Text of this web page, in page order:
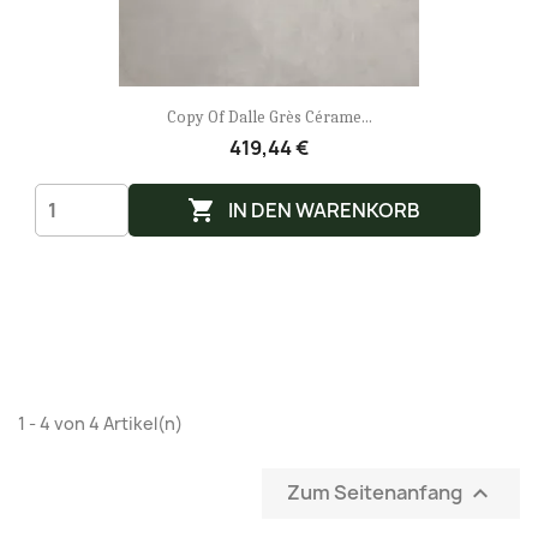
Copy Of Dalle Grès Cérame...
419,44 €
 IN DEN WARENKORB
1 - 4 von 4 Artikel(n)
Zum Seitenanfang 